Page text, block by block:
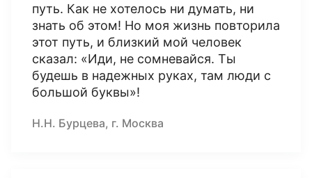
путь. Как не хотелось ни думать, ни
знать об этом! Но моя жизнь повторила
этот путь, и близкий мой человек
сказал: «Иди, не сомневайся. Ты
будешь в надежных руках, там люди с
большой буквы»!
Н.Н. Бурцева, г. Москва